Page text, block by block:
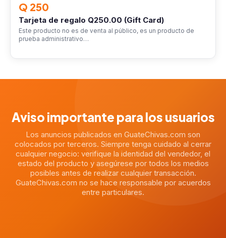
Q 250
Tarjeta de regalo Q250.00 (Gift Card)
Este producto no es de venta al público, es un producto de
prueba administrativo…
Aviso importante para los usuarios
Los anuncios publicados en GuateChivas.com son
colocados por terceros. Siempre tenga cuidado al cerrar
cualquier negocio: verifique la identidad del vendedor, el
estado del producto y asegúrese por todos los medios
posibles antes de realizar cualquier transacción.
GuateChivas.com no se hace responsable por acuerdos
entre particulares.